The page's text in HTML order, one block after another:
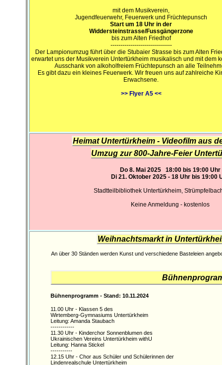
mit dem Musikverein,
Jugendfeuerwehr, Feuerwerk und Früchtepunsch
Start um 18 Uhr in der
Widdersteinstrasse/Fussgängerzone
bis zum Alten Friedhof
-------------------------------
Der Lampionumzug führt über die Stubaier Strasse bis zum Alten
erwartet uns der Musikverein Untertürkheim musikalisch und mit dem
Ausschank von alkoholfreiem Früchtepunsch an alle
Es gibt dazu ein kleines Feuerwerk. Wir freuen uns auf zahlreiche
Erwachsene.
>> Flyer A5 <<
Heimat Untertürkheim - Videofilm aus
Umzug zur 800-Jahre-Feier
Do 8. Mai 2025 18:00 bis 19:00 Uhr
Di 21. Oktober 2025 - 18 Uhr bis 19:00
Stadtteilbibliothek Untertürkheim,
Keine Anmeldung - kostenlos
Weihnachtsmarkt in
An über 30 Ständen werden Kunst und verschiedene Basteleien
Bühnenprogramm - Stand: 10.11.2024
11.00 Uhr - Klassen 5 des
Wirtemberg-Gymnasiums Untertürkheim
Leitung: Amanda Staubach
------------
11.30 Uhr - Kinderchor Sonnenblumen des
Ukrainischen Vereins Untertürkheim withU
Leitung: Hanna Stickel
-----------
12.15 Uhr - Chor aus Schüler und Schülerinnen der
Lindenrealschule Untertürkheim